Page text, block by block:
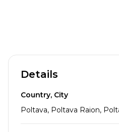
Details
Country, City
Poltava, Poltava Raion,